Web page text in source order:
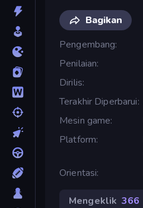
Bagikan
Pengembang
Penilaian
Dirilis
Terakhir Diperbarui
Mesin game
Platform
Orientasi
Mengeklik 366